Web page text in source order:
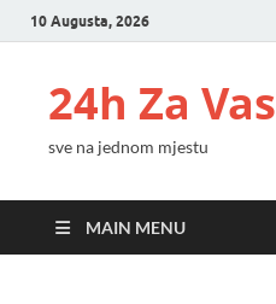
10 Augusta, 2026
24h Za Vas
sve na jednom mjestu
MAIN MENU